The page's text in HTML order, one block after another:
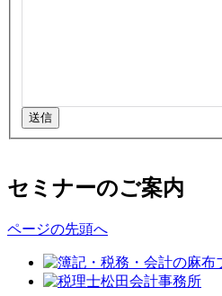
送信
セミナーのご案内
ページの先頭へ